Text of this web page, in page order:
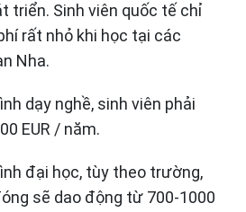
triển. Sinh viên quốc tế chỉ
rất nhỏ khi học tại các
Nha.
dạy nghề, sinh viên phải
EUR / năm.
đại học, tùy theo trường,
sẽ dao động từ 700-1000